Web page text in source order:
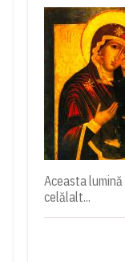
Aceasta
celălalt...